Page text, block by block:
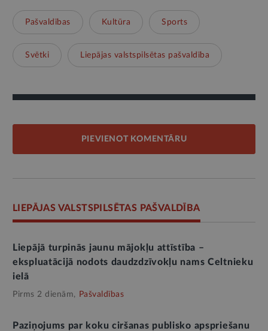
Pašvaldības Kultūra Sports
Svētki Liepājas valstspilsētas pašvaldība
PIEVIENOT KOMENTĀRU
LIEPĀJAS VALSTSPILSĒTAS PAŠVALDĪBA
Liepājā turpinās jaunu mājokļu attīstība –
ekspluatācijā nodots daudzdzīvokļu nams Celtnieku
ielā
Pirms 2 dienām, Pašvaldības
Paziņojums par koku ciršanas publisko apspriešanu